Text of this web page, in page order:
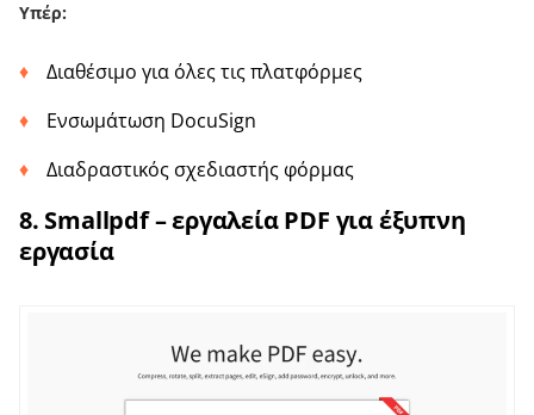
Υπέρ:
Διαθέσιμο για όλες τις πλατφόρμες
Ενσωμάτωση DocuSign
Διαδραστικός σχεδιαστής φόρμας
8. Smallpdf – εργαλεία PDF για έξυπνη
εργασία